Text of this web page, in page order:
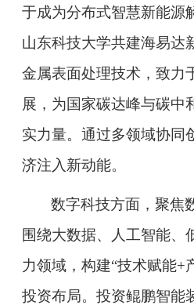
于成为分布式智慧新能源
山东科技大学共建海易达
金属表面处理技术， 致力
展，为国家碳达峰与碳中
实力量。通过多领域协同
济注入新动能。
数字科技方面，聚焦
围绕大数据、人工智能、
力领域，构建“技术赋能+
投资布局。投资鲲鹏智能